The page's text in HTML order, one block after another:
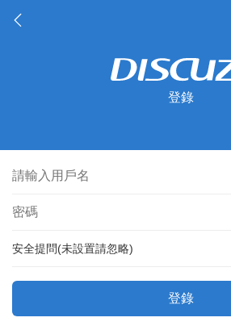
登錄
安全提問(未設置請忽略)
登錄